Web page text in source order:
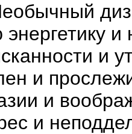
и
и
и
и